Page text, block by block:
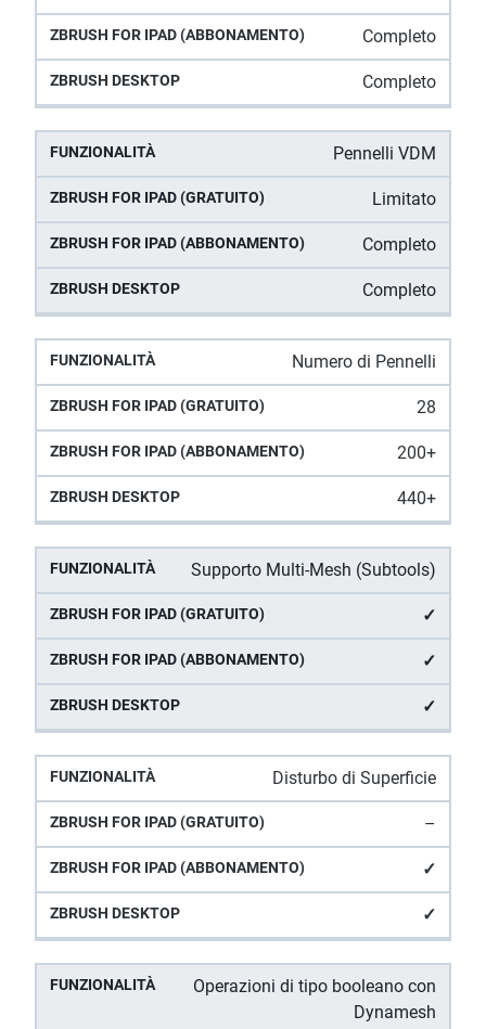
Completo
Completo
Pennelli VDM
Limitato
Completo
Completo
Numero di Pennelli
28
200+
440+
Supporto Multi-Mesh (Subtools)
✓
✓
✓
Disturbo di Superficie
–
✓
✓
Operazioni di tipo booleano con
Dynamesh